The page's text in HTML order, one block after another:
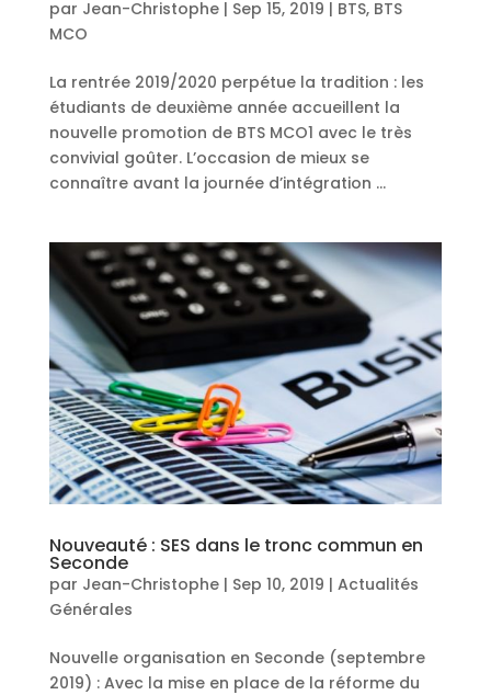
par Jean-Christophe| Sep 15, 2019 | BTS, BTS
MCO
La rentrée 2019/2020 perpétue la tradition : les
étudiants de deuxième année accueillent la
nouvelle promotion de BTS MCO1 avec le très
convivial goûter. L’occasion de mieux se
connaître avant la journée d’intégration …
Nouveauté : SES dans le tronc commun en
Seconde
par Jean-Christophe| Sep 10, 2019 | Actualités
Générales
Nouvelle organisation en Seconde (septembre
2019) : Avec la mise en place de la réforme du